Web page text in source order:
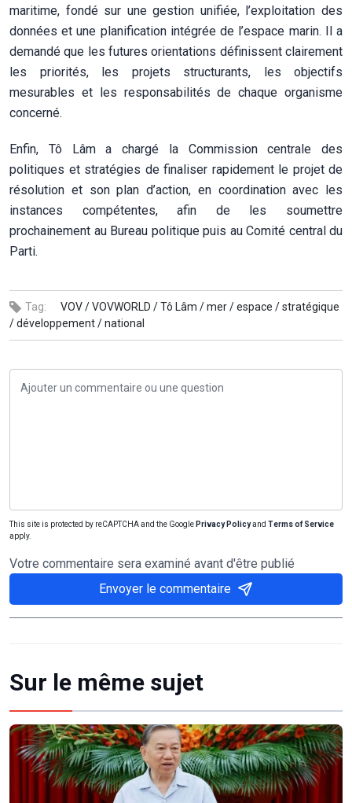
maritime, fondé sur une gestion unifiée, l’exploitation des
données et une planification intégrée de l’espace marin. Il a
demandé que les futures orientations définissent clairement
les priorités, les projets structurants, les objectifs
mesurables et les responsabilités de chaque organisme
concerné.
Enfin, Tô Lâm a chargé la Commission centrale des
politiques et stratégies de finaliser rapidement le projet de
résolution et son plan d’action, en coordination avec les
instances compétentes, afin de les soumettre
prochainement au Bureau politique puis au Comité central du
Parti.
Tag: VOV /VOVWORLD /Tô Lâm /mer /espace /stratégique
/développement /national
This site is protected by reCAPTCHA and the Google Privacy Policyand Terms of Service
apply.
Votre commentaire sera examiné avant d'être publié
Envoyer le commentaire
Sur le même sujet